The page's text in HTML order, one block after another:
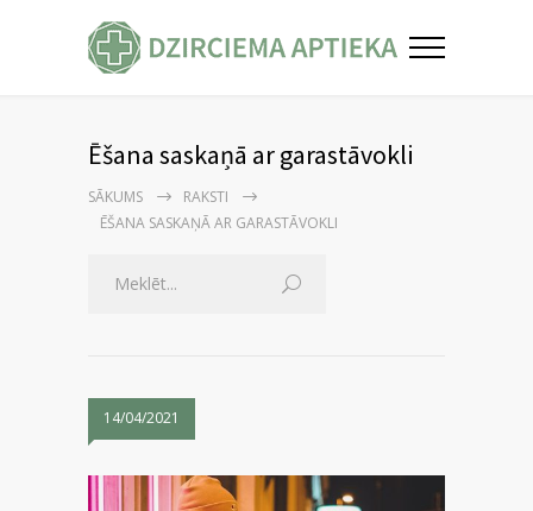
Ēšana saskaņā ar garastāvokli
SĀKUMS
RAKSTI
ĒŠANA SASKAŅĀ AR GARASTĀVOKLI
14/04/2021